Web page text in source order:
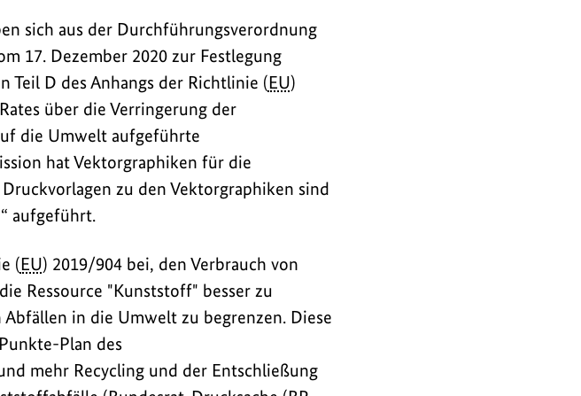
sich aus der Durchführungsverordnung
17. Dezember 2020 zur Festlegung
D des Anhangs der Richtlinie (EU)
über die Verringerung der
die Umwelt aufgeführte
hat Vektorgraphiken für die
zu den Vektorgraphiken sind
aufgeführt.
(EU) 2019/904 bei, den Verbrauch von
Ressource "Kunststoff" besser zu
in die Umwelt zu begrenzen. Diese
Plan des
mehr Recycling und der Entschließung